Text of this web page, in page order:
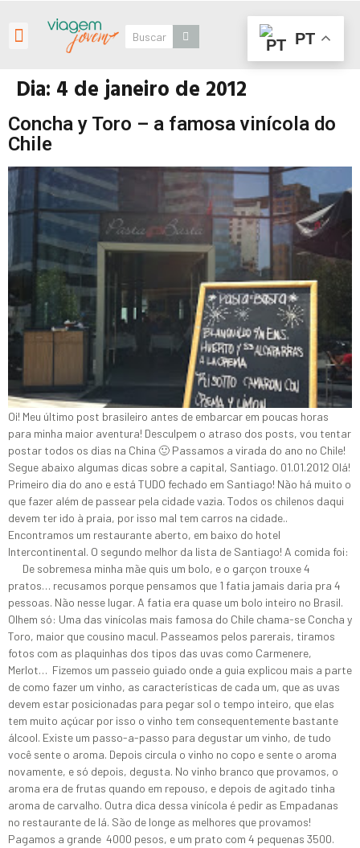
Dia: 4 de janeiro de 2012
Concha y Toro – a famosa vinícola do
Chile
Oi! Meu último post brasileiro antes de embarcar em poucas horas
para minha maior aventura! Desculpem o atraso dos posts, vou tentar
postar todos os dias na China 🙂 Passamos a virada do ano no Chile!
Segue abaixo algumas dicas sobre a capital, Santiago. 01.01.2012 Olá!
Primeiro dia do ano e está TUDO fechado em Santiago! Não há muito o
que fazer além de passear pela cidade vazia. Todos os chilenos daqui
devem ter ido à praia, por isso mal tem carros na cidade..
Encontramos um restaurante aberto, em baixo do hotel
Intercontinental. O segundo melhor da lista de Santiago! A comida foi:
De sobremesa minha mãe quis um bolo, e o garçon trouxe 4
pratos… recusamos porque pensamos que 1 fatia jamais daria pra 4
pessoas. Não nesse lugar. A fatia era quase um bolo inteiro no Brasil.
Olhem só: Uma das vinícolas mais famosa do Chile chama-se Concha y
Toro, maior que cousino macul. Passeamos pelos parerais, tiramos
fotos com as plaquinhas dos tipos das uvas como Carmenere,
Merlot… Fizemos um passeio guiado onde a guia explicou mais a parte
de como fazer um vinho, as características de cada um, que as uvas
devem estar posicionadas para pegar sol o tempo inteiro, que elas
tem muito açúcar por isso o vinho tem consequentemente bastante
álcool. Existe um passo-a-passo para degustar um vinho, de tudo
você sente o aroma. Depois circula o vinho no copo e sente o aroma
novamente, e só depois, degusta. No vinho branco que provamos, o
aroma era de frutas quando em repouso, e depois de agitado tinha
aroma de carvalho. Outra dica dessa vinícola é pedir as Empadanas
no restaurante de lá. São de longe as melhores que provamos!
Pagamos a grande 4000 pesos, e um prato com 4 pequenas 3500.
PT